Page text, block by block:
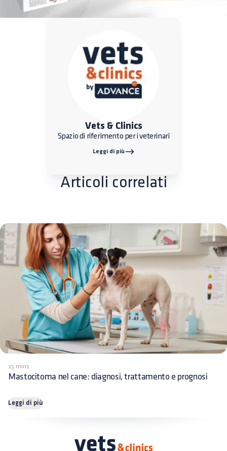
Vets & Clinics
Spazio di riferimento per i veterinari
Leggi di più
Articoli correlati
15 mins
Mastocitoma nel cane: diagnosi, trattamento e prognosi
Leggi di più